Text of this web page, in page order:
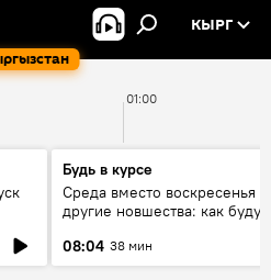
КЫРГ
01:00
Будь в курсе
Среда вместо воскресенья и
другие новшества: как будут
08:04 38 мин